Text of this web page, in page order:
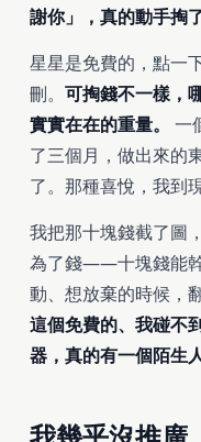
謝你」，真的動手掏了
星星是免費的，點一
刪。 可掏錢不一樣，
實實在在的重量。
一
了三個月，做出來的
了。那種喜悅，我到
我把那十塊錢截了圖
為了錢——十塊錢能
動、想放棄的時候，
這個免費的、我碰不
器，真的有一個陌生